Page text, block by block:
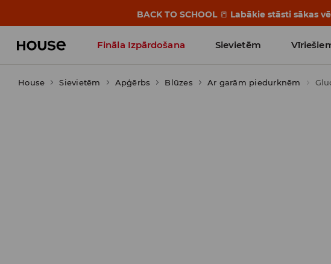
BACK TO SCHOOL 📒 Labākie stāsti sākas
Fināla Izpārdošana Sievietēm
Influencers' Faves
House Sievietēm Apģērbs Blūzes Ar garām piedurknēm